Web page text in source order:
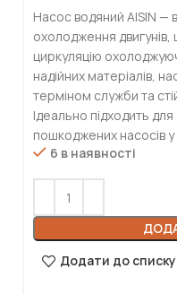
Насос водяний AISIN —
охолодження
циркуляцію
надійних матеріалів,
терміном служби та
Ідеально підходить
пошкоджених насосів
6 в наявності
Додати до